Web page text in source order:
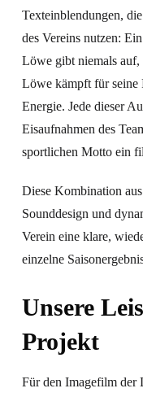
Texteinblendungen,
des Vereins nutzen:
Löwe gibt niemals
Löwe kämpft für seine
Energie. Jede dieser
Eisaufnahmen des
sportlichen Motto ein
Diese Kombination
Sounddesign und
Verein eine klare,
einzelne
Unsere
Projekt
Für den Imagefilm der